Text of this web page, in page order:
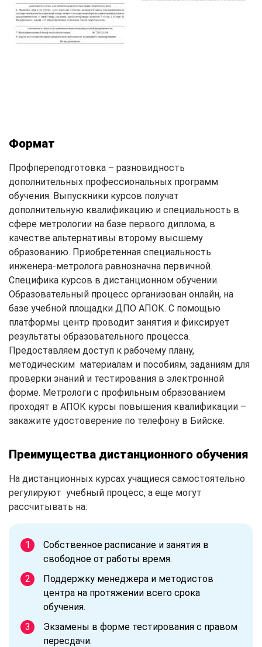
Формат
Профпереподготовка – разновидность
дополнительных профессиональных программ
обучения. Выпускники курсов получат
дополнительную квалификацию и специальность в
сфере метрологии на базе первого диплома, в
качестве альтернативы второму высшему
образованию. Приобретенная специальность
инженера-метролога равнозначна первичной.
Специфика курсов в дистанционном обучении.
Образовательный процесс организован онлайн, на
базе учебной площадки ДПО АПОК. С помощью
платформы центр проводит занятия и фиксирует
результаты образовательного процесса.
Предоставляем доступ к рабочему плану,
методическим материалам и пособиям, заданиям для
проверки знаний и тестирования в электронной
форме. Метрологи с профильным образованием
проходят в АПОК курсы повышения квалификации –
закажите удостоверение по телефону в Бийске.
Преимущества дистанционного обучения
На дистанционных курсах учащиеся самостоятельно
регулируют учебный процесс, а еще могут
рассчитывать на:
Собственное расписание и занятия в
свободное от работы время.
Поддержку менеджера и методистов
центра на протяжении всего срока
обучения.
Экзамены в форме тестирования с правом
пересдачи.